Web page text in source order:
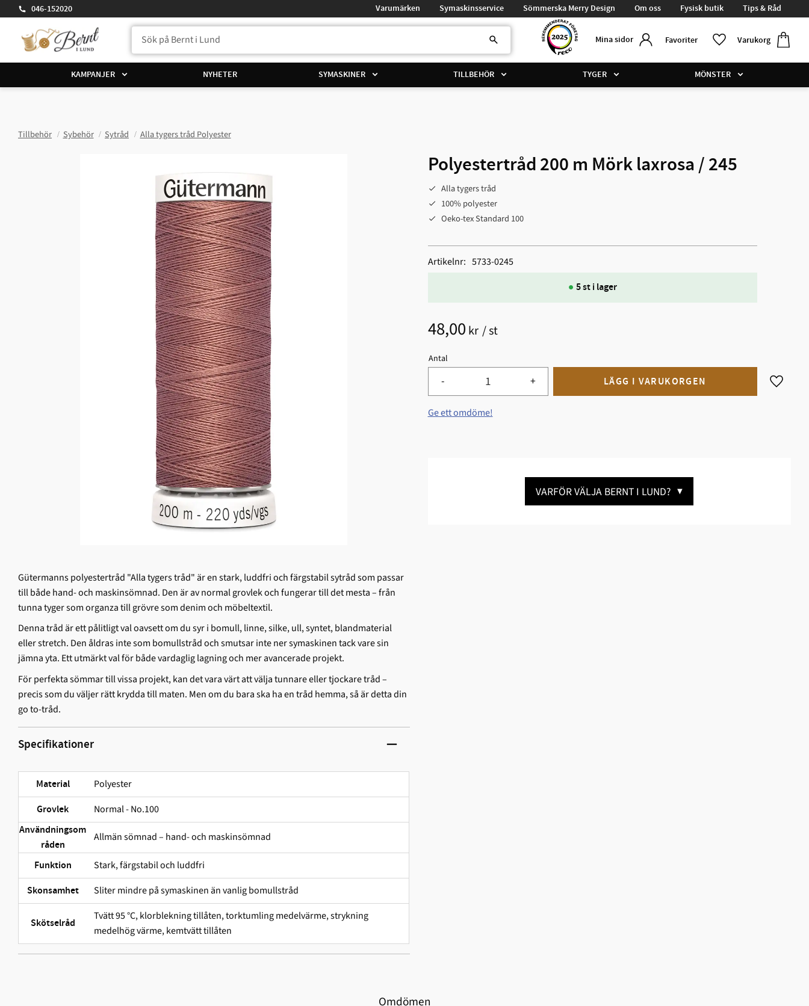
046-152020 Varumärken Symaskinsservice Sömmerska Merry Design Om oss Fysisk butik Tips & Råd
Mina sidor Favoriter Varukorg
Favoriter
KAMPANJER NYHETER SYMASKINER TILLBEHÖR TYGER MÖNSTER
Tillbehör Sybehör Sytråd Alla tygers tråd Polyester
Polyestertråd 200 m Mörk laxrosa / 245
Alla tygers tråd
100% polyester
Oeko-tex Standard 100
48,00 kr /st
Antal
+
- Lägg
5 st i lager
Artikelnr 5733-0245
Ge ett omdöme!
VARFÖR VÄLJA BERNT I LUND? ▼
Gütermanns polyestertråd "Alla tygers tråd" är en stark, ludd­fri och färgstabil sytråd som passar
till både hand- och maskinsömnad. Den är av normal grovlek och fungerar till det mesta – från
tunna tyger som organza till grövre som denim och möbeltextil.
Denna tråd är ett pålitligt val oavsett om du syr i bomull, linne, silke, ull, syntet, blandmaterial
eller stretch. Den åldras inte som bomullstråd och smutsar inte ner symaskinen tack vare sin
jämna yta. Ett utmärkt val för både vardaglig lagning och mer avancerade projekt.
För perfekta sömmar till vissa projekt, kan det vara värt att välja tunnare eller tjockare tråd –
precis som du väljer rätt krydda till maten. Men om du bara ska ha en tråd hemma, så är detta din
go to-tråd.
Specifikationer
Material Polyester
Grovlek Normal - No.100
Användningsom
råden
Allmän sömnad – hand- och maskinsömnad
Funktion Stark, färgstabil och ludd­fri
Skonsamhet Sliter mindre på symaskinen än vanlig bomullstråd
Skötselråd
Tvätt 95 °C, klorblekning tillåten, torktumling medelvärme, strykning
medelhög värme, kemtvätt tillåten
Omdömen